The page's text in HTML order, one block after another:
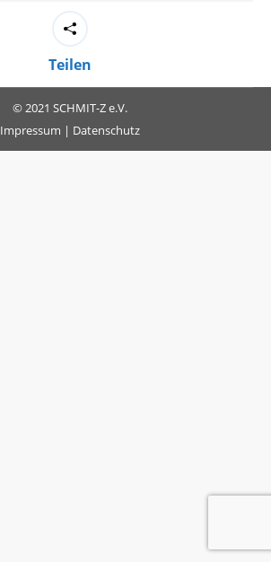
Teilen
© 2021 SCHMIT-Z e.V.
Impressum | Datenschutz